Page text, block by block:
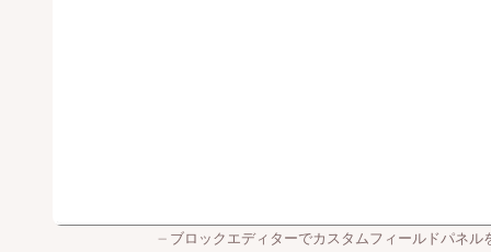
ブロックエディターでカスタムフィールドパネル